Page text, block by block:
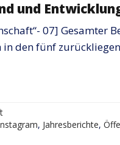
und
07] Gesamter
in den fünf
, Jahresberichte,